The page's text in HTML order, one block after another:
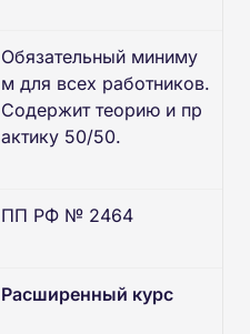
Обязательный миниму
м для всех работников.
Содержит теорию и пр
актику 50/50.
ПП РФ № 2464
Расширенный курс